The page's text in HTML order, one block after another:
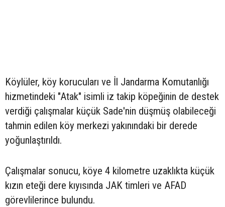
Köylüler, köy korucuları ve İl Jandarma Komutanlığı
hizmetindeki "Atak" isimli iz takip köpeğinin de destek
verdiği çalışmalar küçük Sade'nin düşmüş olabileceği
tahmin edilen köy merkezi yakınındaki bir derede
yoğunlaştırıldı.
Çalışmalar sonucu, köye 4 kilometre uzaklıkta küçük
kızın eteği dere kıyısında JAK timleri ve AFAD
görevlilerince bulundu.